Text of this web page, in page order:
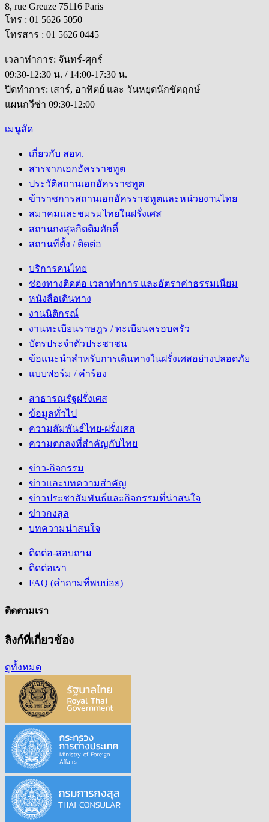
8, rue Greuze 75116 Paris
โทร : 01 5626 5050
โทรสาร : 01 5626 0445
เวลาทำการ: จันทร์-ศุกร์
09:30-12:30 น. / 14:00-17:30 น.
ปิดทำการ: เสาร์, อาทิตย์ และ วันหยุดนักขัตฤกษ์
แผนกวีซ่า 09:30-12:00
เมนูลัด
เกี่ยวกับ สอท.
สารจากเอกอัครราชทูต
ประวัติสถานเอกอัครราชทูต
ข้าราชการสถานเอกอัครราชทูตและหน่วยงานไทย
สมาคมและชมรมไทยในฝรั่งเศส
สถานกงสุลกิตติมศักดิ์
สถานที่ตั้ง / ติดต่อ
บริการคนไทย
ช่องทางติดต่อ เวลาทำการ และอัตราค่าธรรมเนียม
หนังสือเดินทาง
งานนิติกรณ์
งานทะเบียนราษฎร / ทะเบียนครอบครัว
บัตรประจำตัวประชาชน
ข้อแนะนำสำหรับการเดินทางในฝรั่งเศสอย่างปลอดภัย
แบบฟอร์ม / คำร้อง
สาธารณรัฐฝรั่งเศส
ข้อมูลทั่วไป
ความสัมพันธ์ไทย-ฝรั่งเศส
ความตกลงที่สำคัญกับไทย
ข่าว-กิจกรรม
ข่าวและบทความสำคัญ
ข่าวประชาสัมพันธ์และกิจกรรมที่น่าสนใจ
ข่าวกงสุล
บทความน่าสนใจ
ติดต่อ-สอบถาม
ติดต่อเรา
FAQ (คำถามที่พบบ่อย)
ติดตามเรา
ลิงก์ที่เกี่ยวข้อง
ดูทั้งหมด